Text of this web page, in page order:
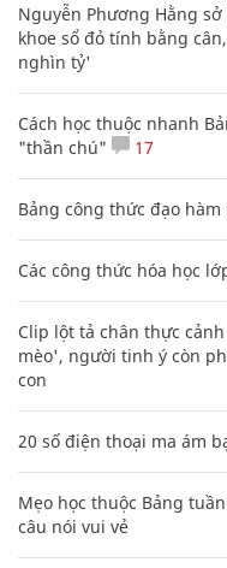
Nguyễn Phương Hằng
khoe sổ đỏ tính bằng
nghìn tỷ'
Cách học thuộc nhanh
"thần chú"
17
Bảng công thức đạo
Các công thức hóa học
Clip lột tả chân thực
mèo', người tinh ý còn
con
20 số điện thoại ma ám
Mẹo học thuộc Bảng
câu nói vui vẻ